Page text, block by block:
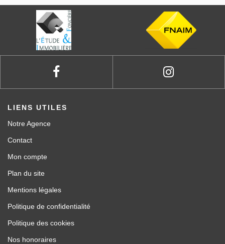
LIENS UTILES
Notre Agence
Contact
Mon compte
Plan du site
Mentions légales
Politique de confidentialité
Politique des cookies
Nos honoraires